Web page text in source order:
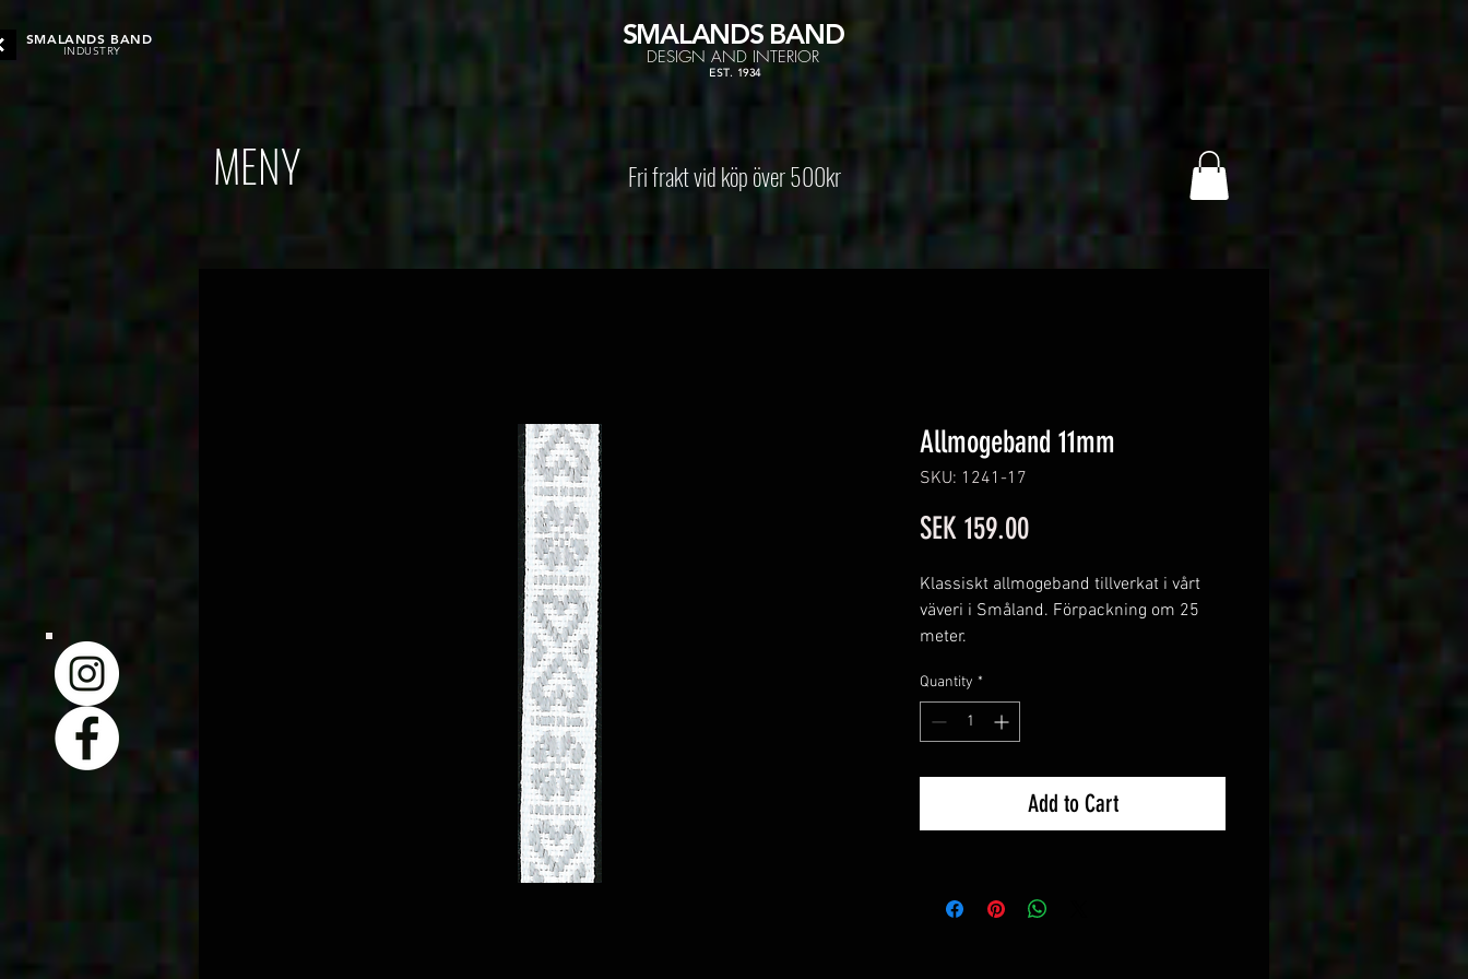
SMALANDS BAND
INDUSTRY
SMALANDS BAND
DESIGN AND INTERIOR
EST. 1934
MENY Fri frakt vid köp över 500kr
Allmogeband 11mm
SKU: 1241-17
SEK 159.00Price
Klassiskt allmogeband tillverkat i vårt
väveri i Småland. Förpackning om 25
meter.
Färg: Vit botten, Grått mönster
Quantity *
Add to Cart